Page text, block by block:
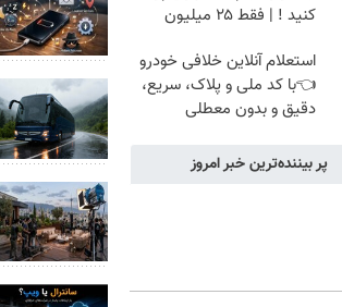
کنید ! | فقط ۲۵ میلیون
استعلام آنلاین خلافی خودرو
👈با کد ملی و پلاک، سریع،
دقیق و بدون معطلی
پر بیننده‌ترین خبر امروز